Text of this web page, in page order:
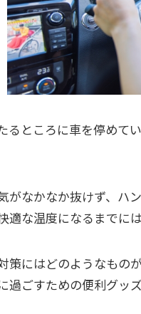
るところに車を停めて
がなかなか抜けず、ハ
適な温度になるまでに
策にはどのようなもの
過ごすための便利グッズ